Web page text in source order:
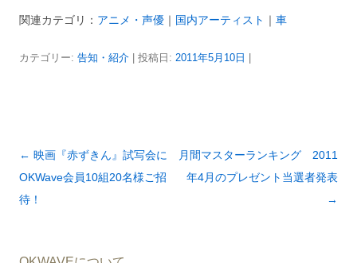
関連カテゴリ： アニメ・声優 ｜ 国内アーティスト ｜ 車
カテゴリー: 告知・紹介 | 投稿日: 2011年5月10日
投
稿
ナ
← 映画『赤ずきん』試写会に
OKWave会員10組20名様ご招
待！
月間マスターランキング 2011
年4月のプレゼント当選者発表
→